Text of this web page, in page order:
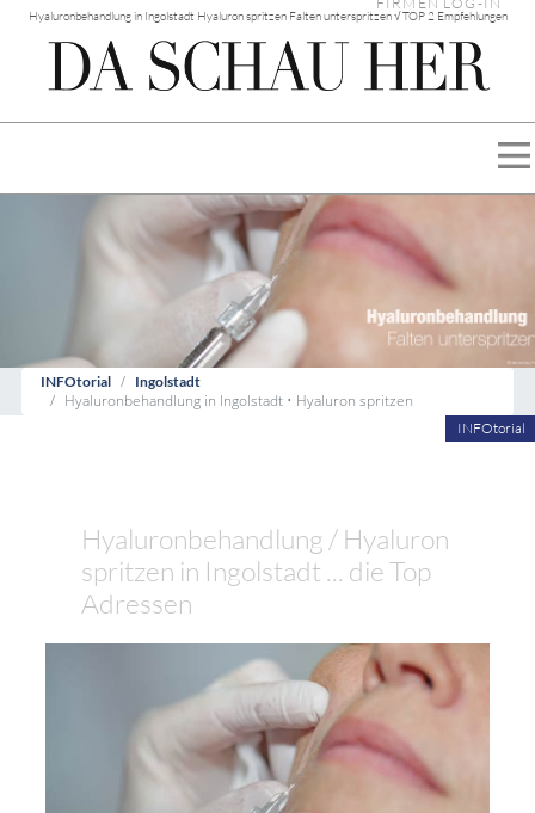
Hyaluronbehandlung in Ingolstadt Hyaluron spritzen Falten unterspritzen √ TOP 2 Empfehlungen
INFOtorial Ingolstadt
Hyaluronbehandlung in Ingolstadt • Hyaluron spritzen
INFOtorial
Hyaluronbehandlung / Hyaluron
spritzen in Ingolstadt ... die Top
Adressen